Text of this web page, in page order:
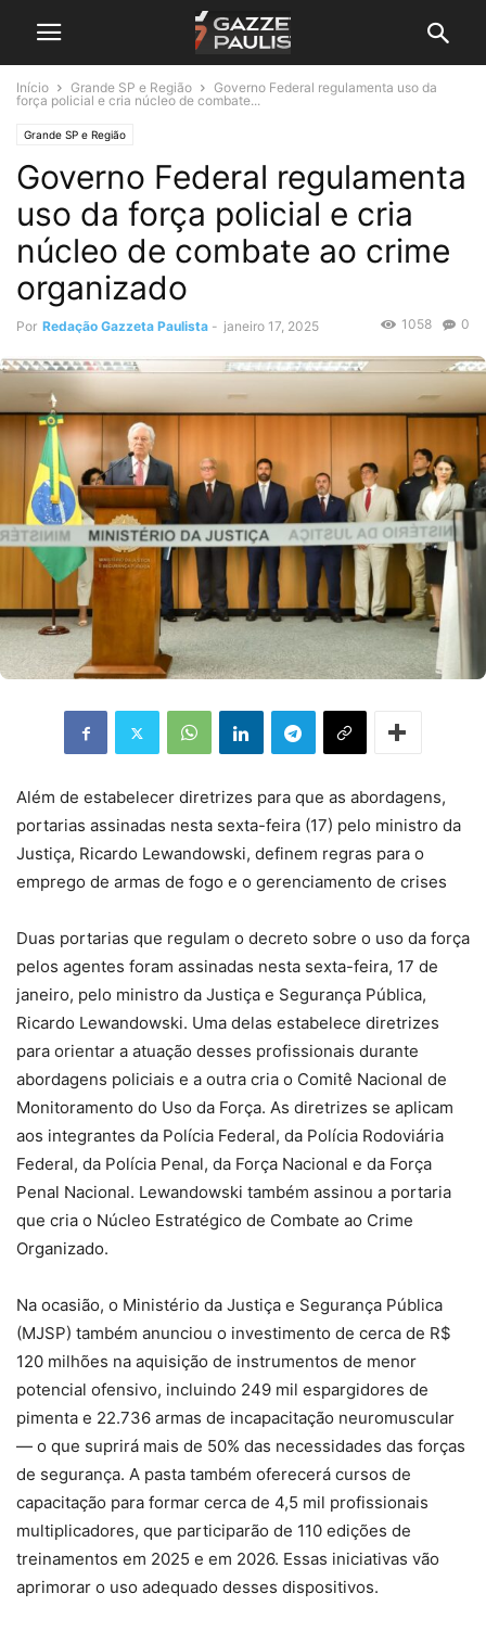
Início Grande SP e Região
Governo Federal regulamenta uso da
força policial e cria núcleo de combate...
Grande SP e Região
Governo Federal regulamenta
uso da força policial e cria
núcleo de combate ao crime
organizado
Por Redação Gazzeta Paulista - janeiro 17, 2025 0
1058
Além de estabelecer diretrizes para que as abordagens,
portarias assinadas nesta sexta-feira (17) pelo ministro da
Justiça, Ricardo Lewandowski, definem regras para o
emprego de armas de fogo e o gerenciamento de crises
Duas portarias que regulam o decreto sobre o uso da força
pelos agentes foram assinadas nesta sexta-feira, 17 de
janeiro, pelo ministro da Justiça e Segurança Pública,
Ricardo Lewandowski. Uma delas estabelece diretrizes
para orientar a atuação desses profissionais durante
abordagens policiais e a outra cria o Comitê Nacional de
Monitoramento do Uso da Força. As diretrizes se aplicam
aos integrantes da Polícia Federal, da Polícia Rodoviária
Federal, da Polícia Penal, da Força Nacional e da Força
Penal Nacional. Lewandowski também assinou a portaria
que cria o Núcleo Estratégico de Combate ao Crime
Organizado.
Na ocasião, o Ministério da Justiça e Segurança Pública
(MJSP) também anunciou o investimento de cerca de R$
120 milhões na aquisição de instrumentos de menor
potencial ofensivo, incluindo 249 mil espargidores de
pimenta e 22.736 armas de incapacitação neuromuscular
— o que suprirá mais de 50% das necessidades das forças
de segurança. A pasta também oferecerá cursos de
capacitação para formar cerca de 4,5 mil profissionais
multiplicadores, que participarão de 110 edições de
treinamentos em 2025 e em 2026. Essas iniciativas vão
aprimorar o uso adequado desses dispositivos.